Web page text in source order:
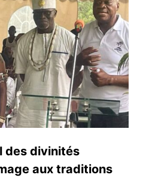
des divinités
aux traditions